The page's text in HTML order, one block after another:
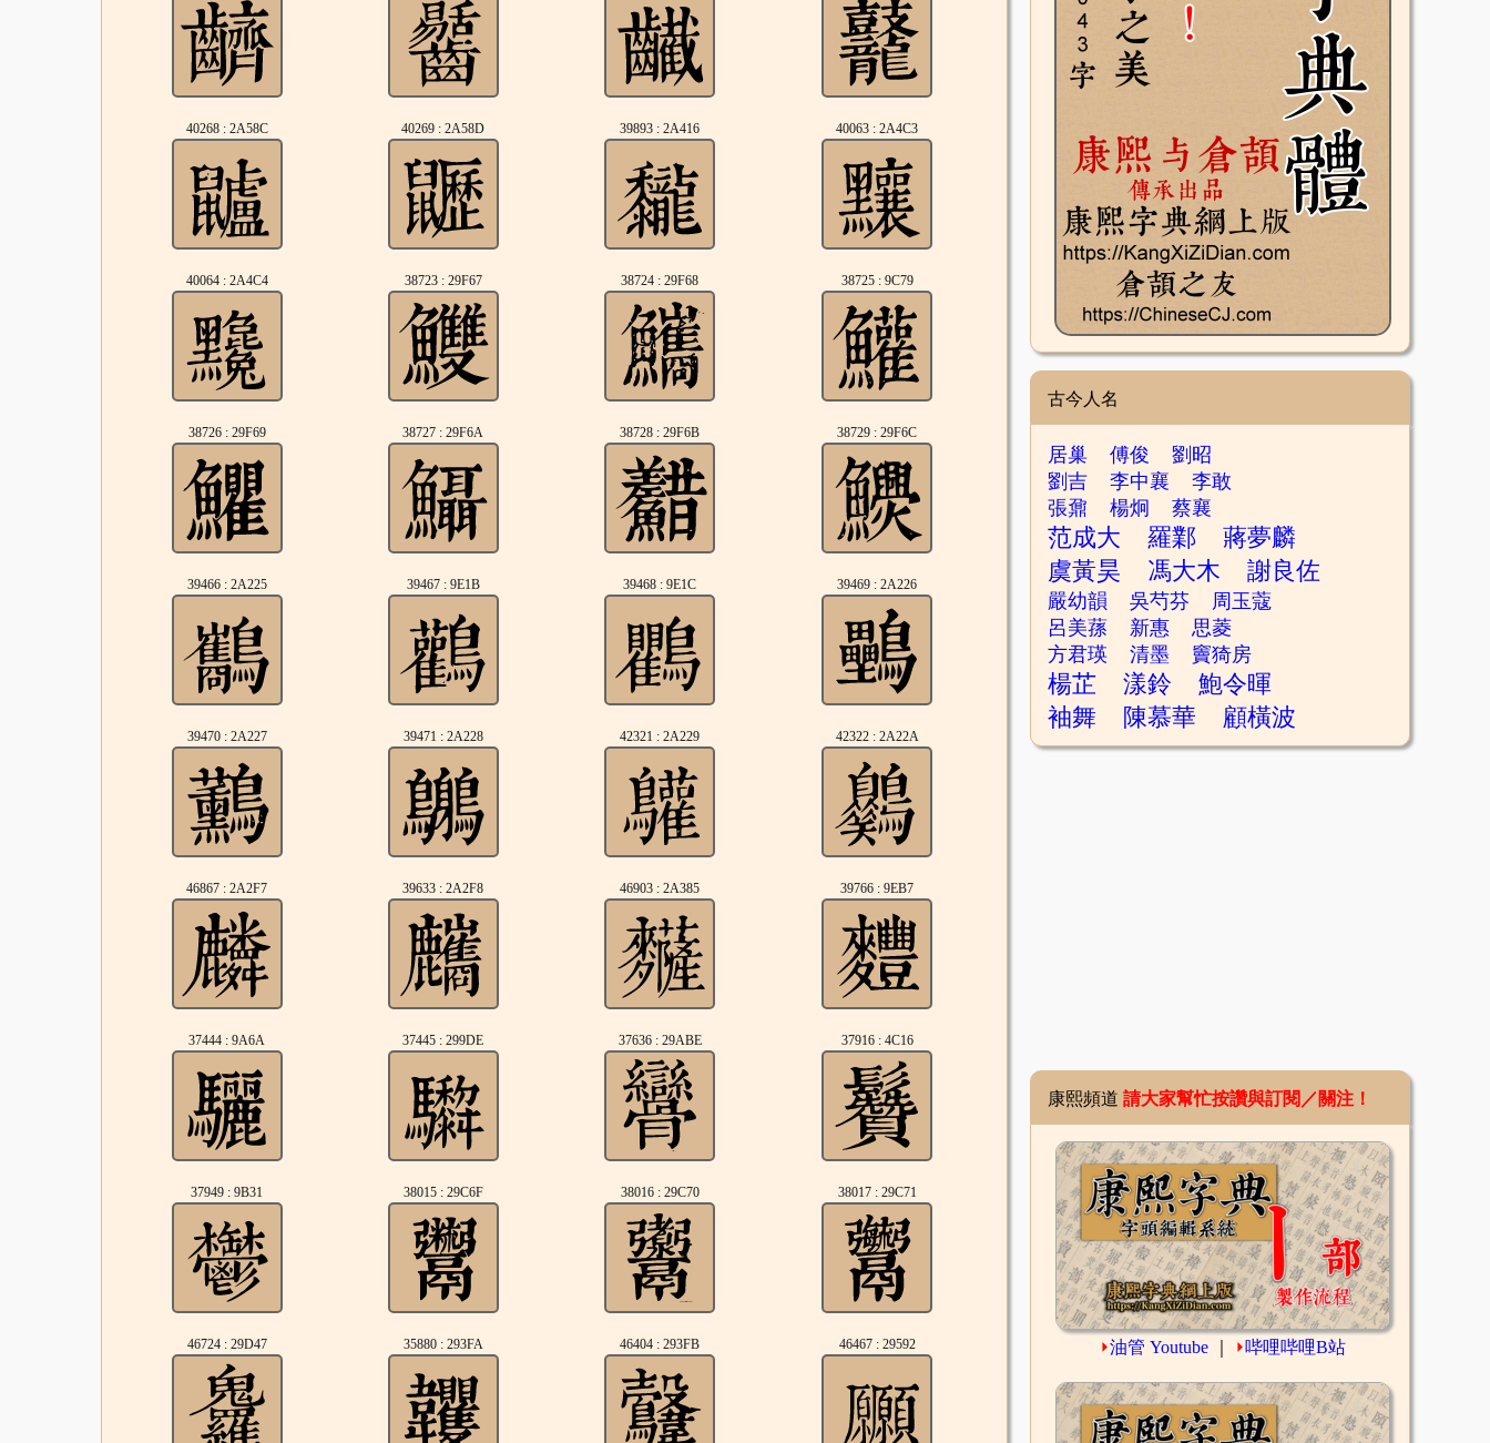
40268 : 2A58C 40269 : 2A58D 39893 : 2A416 40063 : 2A4C3
40064 : 2A4C4 38723 : 29F67 38724 : 29F68 38725 : 9C79
38726 : 29F69 38727 : 29F6A 38728 : 29F6B 38729 : 29F6C
39466 : 2A225 39467 : 9E1B 39468 : 9E1C 39469 : 2A226
39470 : 2A227 39471 : 2A228 42321 : 2A229 42322 : 2A22A
46867 : 2A2F7 39633 : 2A2F8 46903 : 2A385 39766 : 9EB7
37444 : 9A6A 37445 : 299DE 37636 : 29ABE 37916 : 4C16
37949 : 9B31 38015 : 29C6F 38016 : 29C70 38017 : 29C71
46724 : 29D47 35880 : 293FA 46404 : 293FB 46467 : 29592
古今人名
居巢 傅俊
劉昭
劉吉
李中襄
李敢
張鼐
楊炯 蔡襄
范成大 羅鄴
蔣夢麟
虞黃昊
馮大木 謝良佐
嚴幼韻 吳芍芬
周玉蔻
呂美蓀
新惠
思菱
方君瑛
清墨 竇猗房
楊芷 漾鈴
鮑令暉
袖舞
陳慕華 顧橫波
康熙頻道 請大家幫忙按讚與訂閱／關注！
⏵油管 Youtube ⏵哔哩哔哩B站